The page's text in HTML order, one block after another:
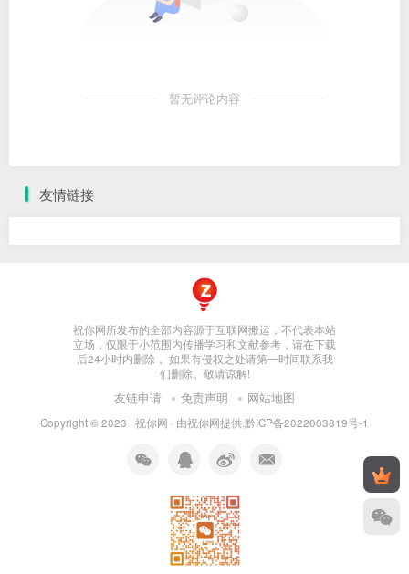
暂无评论内容
友情链接
祝你网所发布的全部内容源于互联网搬运，不代表本站
立场，仅限于小范围内传播学习和文献参考，请在下载
后24小时内删除， 如果有侵权之处请第一时间联系我
们删除。敬请谅解!
友链申请 免责声明 网站地图
Copyright © 2023 · 祝你网 · 由祝你网提供.黔ICP备2022003819号-1